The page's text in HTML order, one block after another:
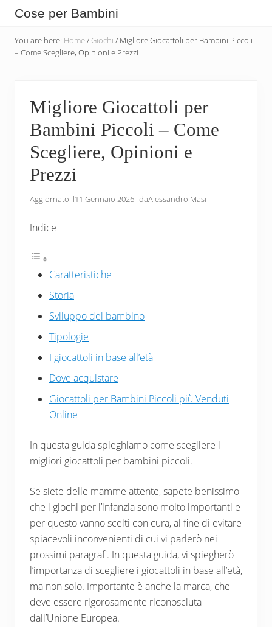
Menu
Skip
main
content
Skip
secondary
navigation
Skip
primary
sidebar
Cose per Bambini
Servono
Bambini
You are here: Home/ Giochi / Migliore Giocattoli per Bambini Piccoli
– Come Scegliere, Opinioni e Prezzi
Migliore Giocattoli per
Bambini Piccoli – Come
Scegliere, Opinioni e
Prezzi
Aggiornato il11 Gennaio 2026 daAlessandro Masi
Indice
Caratteristiche
Storia
Sviluppo del bambino
Tipologie
I giocattoli in base all’età
Dove acquistare
Giocattoli per Bambini Piccoli più Venduti
Online
In questa guida spieghiamo come scegliere i
migliori giocattoli per bambini piccoli.
Se siete delle mamme attente, sapete benissimo
che i giochi per l’infanzia sono molto importanti e
per questo vanno scelti con cura, al fine di evitare
spiacevoli inconvenienti di cui vi parlerò nei
prossimi paragrafi. In questa guida, vi spiegherò
l’importanza di scegliere i giocattoli in base all’età,
ma non solo. Importante è anche la marca, che
deve essere rigorosamente riconosciuta
dall’Unione Europea.